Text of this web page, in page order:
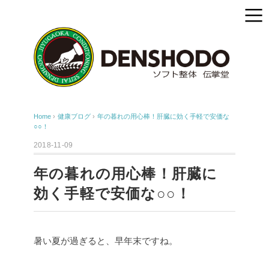
Home › 健康ブログ › 年の暮れの用心棒！肝臓に効く手軽で安価な
○○！
2018-11-09
年の暮れの用心棒！肝臓に
効く手軽で安価な○○！
暑い夏が過ぎると、早年末ですね。